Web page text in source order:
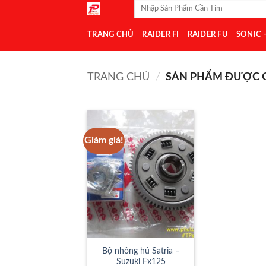
dung
Tìm
TRANG CHỦ RAIDER FI RAIDER FU SONIC
TRANG CHỦ / SẢN PHẨM ĐƯỢC
Giảm giá!
Add to
Wishlist
Bộ nhông hú Satria –
Suzuki Fx125